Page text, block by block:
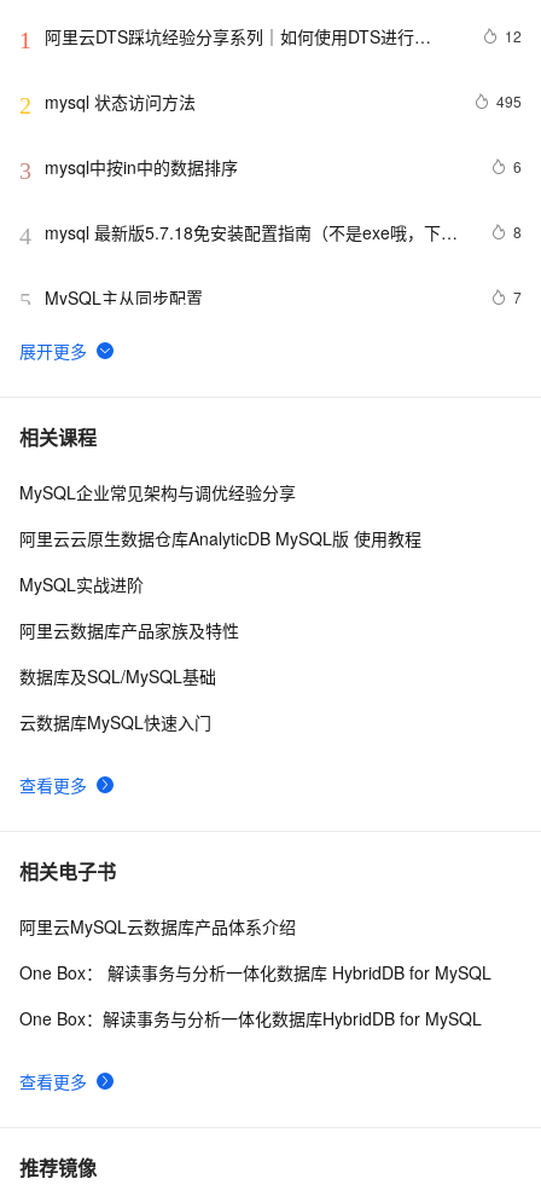
1
阿里云DTS踩坑经验分享系列｜如何使用DTS进行
12
2 mysql 状态访问方法 495
3 mysql中按in中的数据排序 6
4 mysql 最新版5.7.18免安装配置指南（不是exe哦，下载
8
5 MySQL主从同步配置 7
6
【阿里云新品发布·周刊】第11期：云数据库 MySQL
7 PostgreSQL\MySQL比较
8 Mysql笔记--常用命令
10mysql预处理语句
相关课程
查看更多
MySQL企业常见架构与调优经验分享
阿里云云原生数据仓库AnalyticDB MySQL版 使用教程
MySQL实战进阶
阿里云数据库产品家族及特性
数据库及SQL/MySQL基础
云数据库MySQL快速入门
相关电子书
查看更多
阿里云MySQL云数据库产品体系介绍
One Box： 解读事务与分析一体化数据库 HybridDB for MySQL
One Box：解读事务与分析一体化数据库HybridDB for MySQL
推荐镜像